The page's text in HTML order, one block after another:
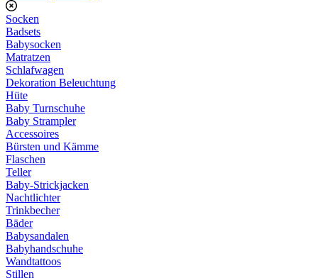
Socken
Badsets
Babysocken
Matratzen
Schlafwagen
Dekoration Beleuchtung
Hüte
Baby Turnschuhe
Baby Strampler
Accessoires
Bürsten und Kämme
Flaschen
Teller
Baby-Strickjacken
Nachtlichter
Trinkbecher
Bäder
Babysandalen
Babyhandschuhe
Wandtattoos
Stillen